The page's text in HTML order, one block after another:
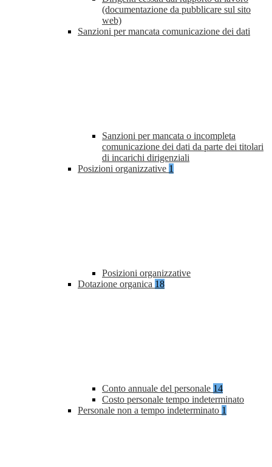
(documentazione da pubblicare sul sito
web)
Sanzioni per mancata comunicazione dei dati
Sanzioni per mancata o incompleta
comunicazione dei dati da parte dei titolari
di incarichi dirigenziali
Posizioni organizzative 1
Posizioni organizzative
Dotazione organica 18
Conto annuale del personale 14
Costo personale tempo indeterminato
Personale non a tempo indeterminato 1